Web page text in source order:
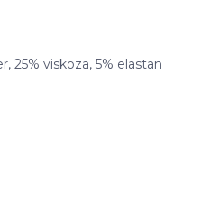
25% viskoza, 5% elastan